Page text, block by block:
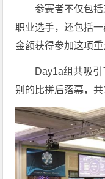
参赛者不仅包
职业选手，还包括
金额获得参加这项重
Day1a组共吸
别的比拼后落幕，共